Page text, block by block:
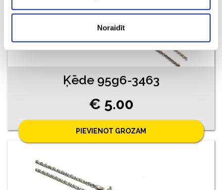
Noraidīt
Ķēde 95g6-3463
€ 5.00
PIEVIENOT GROZAM